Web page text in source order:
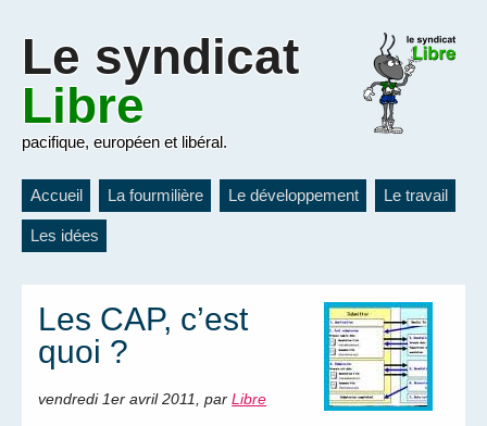
Le syndicat
Libre
pacifique, européen et libéral.
Accueil La fourmilière Le développement Le travail
Les idées
Les CAP, c’est
quoi ?
vendredi 1er avril 2011,parLibre